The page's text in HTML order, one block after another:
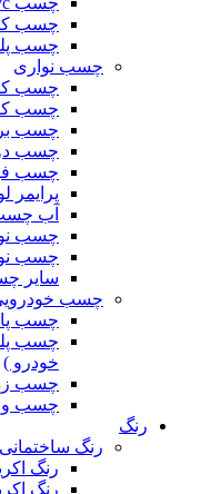
چسب
چسب
چسب نواری
چسب
چسب
چسب
چسب
چسب
پرایمر
آب
چسب
چسب
سایر
چسب
چسب
چسب
خودرو )
چسب
چسب
رنگ
رنگ ساختمانی
رنگ
رنگ